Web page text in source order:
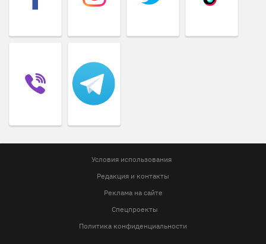
Условия использования
Редакция и контакты
Реклама на сайте
Спецпроекты
Политика конфиденциальности